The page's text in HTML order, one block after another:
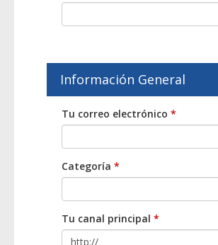
Información General
Tu correo electrónico *
Categoría *
Tu canal principal *